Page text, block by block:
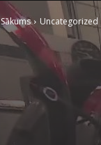
Sākums Uncategorized